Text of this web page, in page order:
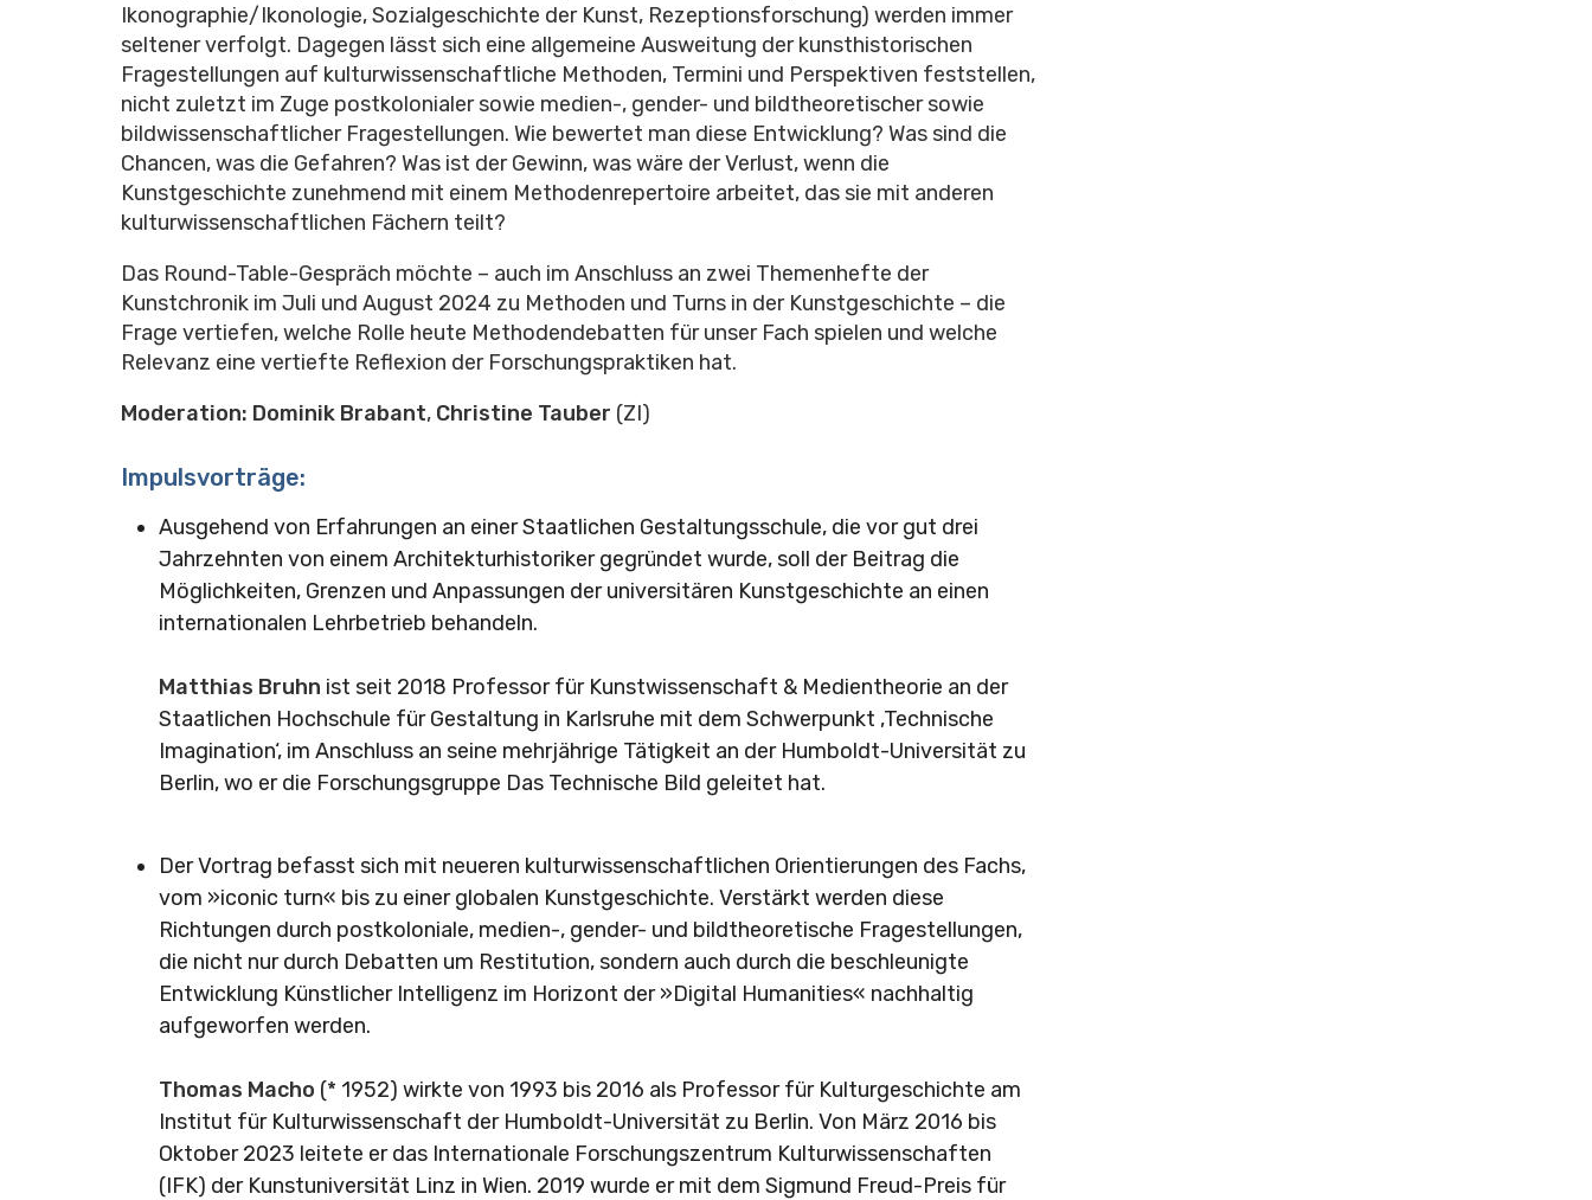
Ikonographie/Ikonologie, Sozialgeschichte der Kunst, Rezeptionsforschung) werden immer
seltener verfolgt. Dagegen lässt sich eine allgemeine Ausweitung der kunsthistorischen
Fragestellungen auf kulturwissenschaftliche Methoden, Termini und Perspektiven feststellen,
nicht zuletzt im Zuge postkolonialer sowie medien-, gender- und bildtheoretischer sowie
bildwissenschaftlicher Fragestellungen. Wie bewertet man diese Entwicklung? Was sind die
Chancen, was die Gefahren? Was ist der Gewinn, was wäre der Verlust, wenn die
Kunstgeschichte zunehmend mit einem Methodenrepertoire arbeitet, das sie mit anderen
kulturwissenschaftlichen Fächern teilt?
Das Round-Table-Gespräch möchte – auch im Anschluss an zwei Themenhefte der
Kunstchronik im Juli und August 2024 zu Methoden und Turns in der Kunstgeschichte – die
Frage vertiefen, welche Rolle heute Methodendebatten für unser Fach spielen und welche
Relevanz eine vertiefte Reflexion der Forschungspraktiken hat.
Moderation: Dominik Brabant, Christine Tauber (ZI)
Impulsvorträge:
Ausgehend von Erfahrungen an einer Staatlichen Gestaltungsschule, die vor gut drei
Jahrzehnten von einem Architekturhistoriker gegründet wurde, soll der Beitrag die
Möglichkeiten, Grenzen und Anpassungen der universitären Kunstgeschichte an einen
internationalen Lehrbetrieb behandeln.
Matthias Bruhn ist seit 2018 Professor für Kunstwissenschaft & Medientheorie an der
Staatlichen Hochschule für Gestaltung in Karlsruhe mit dem Schwerpunkt ‚Technische
Imagination‘, im Anschluss an seine mehrjährige Tätigkeit an der Humboldt-Universität zu
Berlin, wo er die Forschungsgruppe Das Technische Bild geleitet hat.
Der Vortrag befasst sich mit neueren kulturwissenschaftlichen Orientierungen des Fachs,
vom »iconic turn« bis zu einer globalen Kunstgeschichte. Verstärkt werden diese
Richtungen durch postkoloniale, medien-, gender- und bildtheoretische Fragestellungen,
die nicht nur durch Debatten um Restitution, sondern auch durch die beschleunigte
Entwicklung Künstlicher Intelligenz im Horizont der »Digital Humanities« nachhaltig
aufgeworfen werden.
Thomas Macho (* 1952) wirkte von 1993 bis 2016 als Professor für Kulturgeschichte am
Institut für Kulturwissenschaft der Humboldt-Universität zu Berlin. Von März 2016 bis
Oktober 2023 leitete er das Internationale Forschungszentrum Kulturwissenschaften
(IFK) der Kunstuniversität Linz in Wien. 2019 wurde er mit dem Sigmund Freud-Preis für